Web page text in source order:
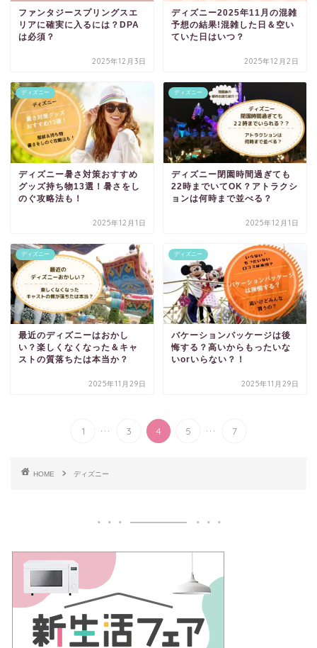
ファンタジースプリングスエ
リアに確実に入るには？DPA
は必須？
2025年12月3日
ディズニー2025年11月の混雑
予想の結果!混雑した日＆空い
ていた日はいつ？
2025年12月2日
ディズニー
ディズニー暑さ対策おすすめ
グッズ持ち物13選！暑さをし
のぐ攻略法も！
2025年12月1日
ディズニー
ディズニー閉園時間過ぎても
22時までいてOK？アトラクシ
ョンは何時まで並べる？
2025年12月1日
ディズニー
最近のディズニーはおかし
い？楽しくなくなった＆キャ
ストの質落ちたは本当か？
2025年11月29日
ディズニー
バケーションパッケージは後
悔する？高いからもったいな
いorいらない？！
2025年11月29日
1 ... 3 4 5 ... 7
HOME ディズニー